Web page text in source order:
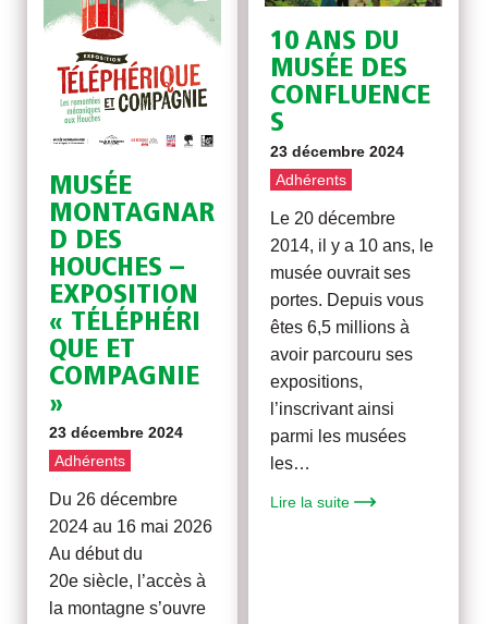
MUSÉE
MONTAGNAR
D DES
HOUCHES –
EXPOSITION
« TÉLÉPHÉRI
QUE ET
COMPAGNIE
»
23 décembre 2024
Adhérents
Du 26 décembre
2024 au 16 mai 2026
Au début du
20e siècle, l’accès à
la montagne s’ouvre
10 ANS DU
MUSÉE DES
CONFLUENCE
S
23 décembre 2024
Adhérents
Le 20 décembre
2014, il y a 10 ans, le
musée ouvrait ses
portes. Depuis vous
êtes 6,5 millions à
avoir parcouru ses
expositions,
l’inscrivant ainsi
parmi les musées
les…
Lire la suite